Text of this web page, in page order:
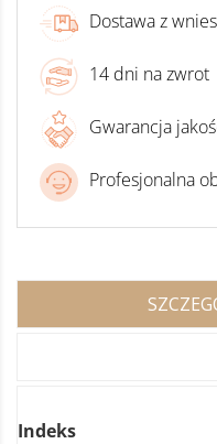
Dostawa z
14 dni na zwrot
Gwarancja
Profesjonalna
Indeks